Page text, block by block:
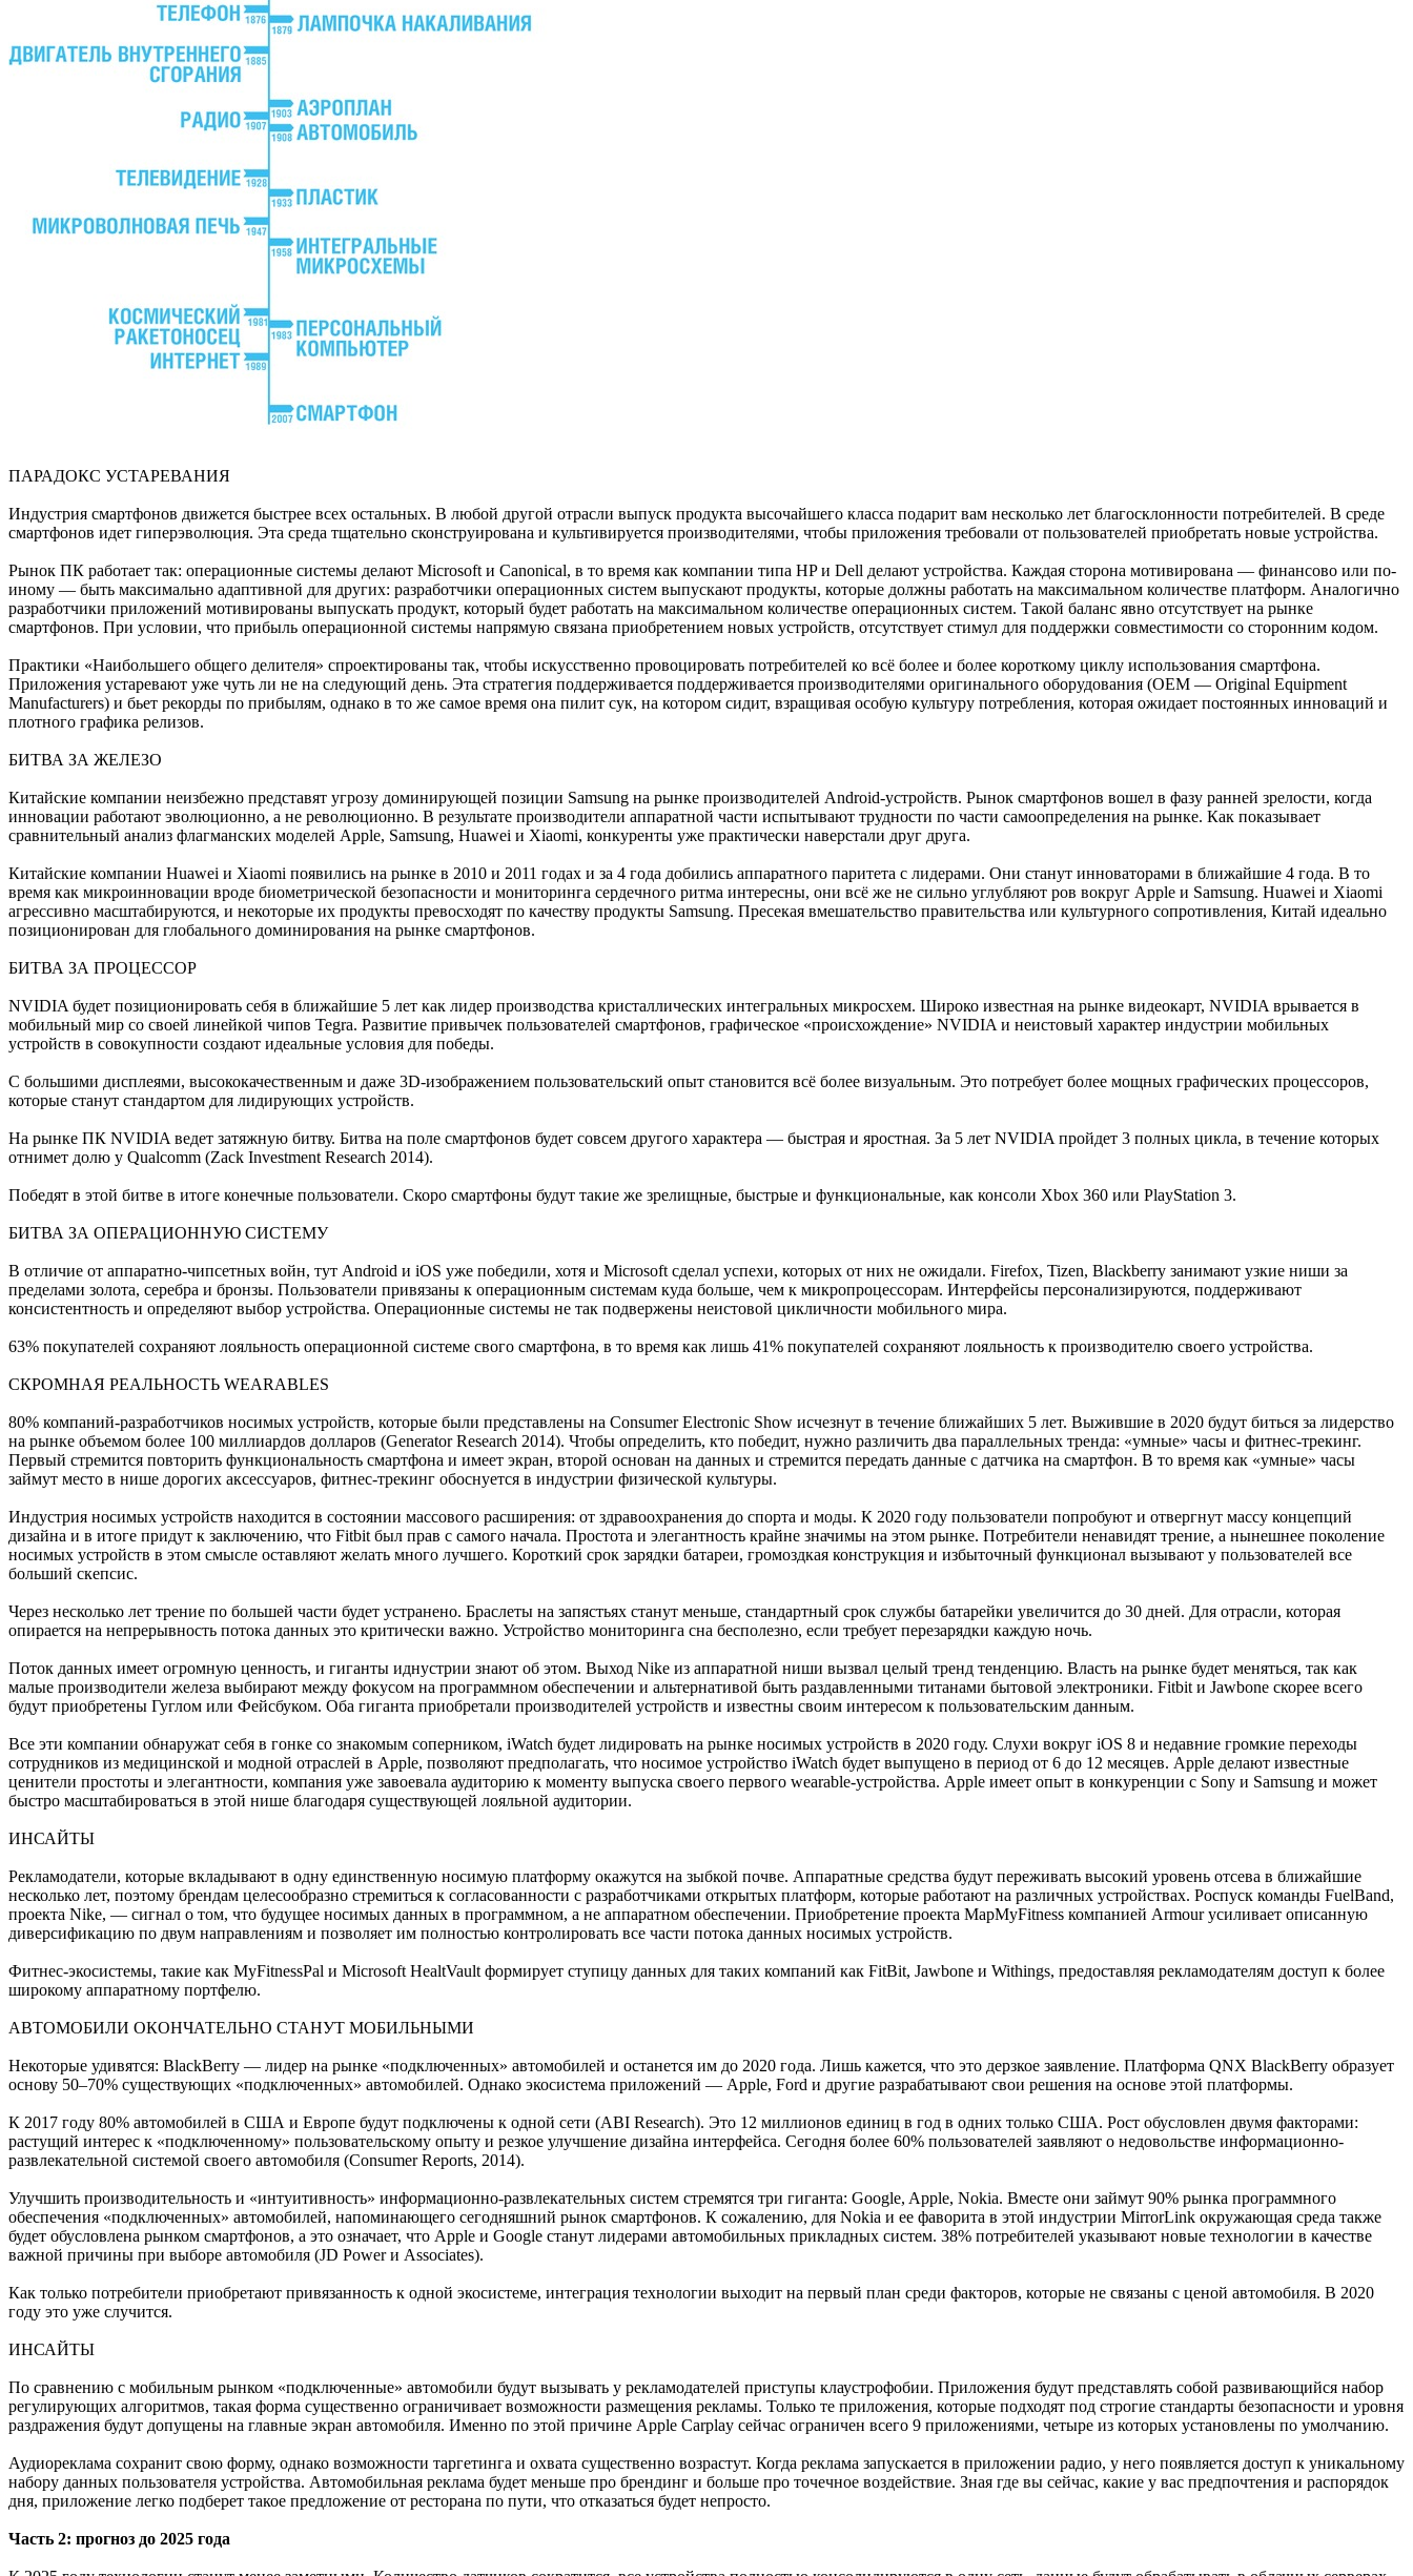
ПАРАДОКС УСТАРЕВАНИЯ
Индустрия смартфонов движется быстрее всех остальных. В любой другой отрасли выпуск продукта высочайшего класса подарит вам несколько лет благосклонности потребителей. В среде
смартфонов идет гиперэволюция. Эта среда тщательно сконструирована и культивируется производителями, чтобы приложения требовали от пользователей приобретать новые устройства.
Рынок ПК работает так: операционные системы делают Microsoft и Canonical, в то время как компании типа HP и Dell делают устройства. Каждая сторона мотивирована — финансово или по-
иному — быть максимально адаптивной для других: разработчики операционных систем выпускают продукты, которые должны работать на максимальном количестве платформ. Аналогично
разработчики приложений мотивированы выпускать продукт, который будет работать на максимальном количестве операционных систем. Такой баланс явно отсутствует на рынке
смартфонов. При условии, что прибыль операционной системы напрямую связана приобретением новых устройств, отсутствует стимул для поддержки совместимости со сторонним кодом.
Практики «Наибольшего общего делителя» спроектированы так, чтобы искусственно провоцировать потребителей ко всё более и более короткому циклу использования смартфона.
Приложения устаревают уже чуть ли не на следующий день. Эта стратегия поддерживается поддерживается производителями оригинального оборудования (OEM — Original Equipment
Manufacturers) и бьет рекорды по прибылям, однако в то же самое время она пилит сук, на котором сидит, взращивая особую культуру потребления, которая ожидает постоянных инноваций и
плотного графика релизов.
БИТВА ЗА ЖЕЛЕЗО
Китайские компании неизбежно представят угрозу доминирующей позиции Samsung на рынке производителей Android-устройств. Рынок смартфонов вошел в фазу ранней зрелости, когда
инновации работают эволюционно, а не революционно. В результате производители аппаратной части испытывают трудности по части самоопределения на рынке. Как показывает
сравнительный анализ флагманских моделей Apple, Samsung, Huawei и Xiaomi, конкуренты уже практически наверстали друг друга.
Китайские компании Huawei и Xiaomi появились на рынке в 2010 и 2011 годах и за 4 года добились аппаратного паритета с лидерами. Они станут инноваторами в ближайшие 4 года. В то
время как микроинновации вроде биометрической безопасности и мониторинга сердечного ритма интересны, они всё же не сильно углубляют ров вокруг Apple и Samsung. Huawei и Xiaomi
агрессивно масштабируются, и некоторые их продукты превосходят по качеству продукты Samsung. Пресекая вмешательство правительства или культурного сопротивления, Китай идеально
позиционирован для глобального доминирования на рынке смартфонов.
БИТВА ЗА ПРОЦЕССОР
NVIDIA будет позиционировать себя в ближайшие 5 лет как лидер производства кристаллических интегральных микросхем. Широко известная на рынке видеокарт, NVIDIA врывается в
мобильный мир со своей линейкой чипов Tegra. Развитие привычек пользователей смартфонов, графическое «происхождение» NVIDIA и неистовый характер индустрии мобильных
устройств в совокупности создают идеальные условия для победы.
С большими дисплеями, высококачественным и даже 3D-изображением пользовательский опыт становится всё более визуальным. Это потребует более мощных графических процессоров,
которые станут стандартом для лидирующих устройств.
На рынке ПК NVIDIA ведет затяжную битву. Битва на поле смартфонов будет совсем другого характера — быстрая и яростная. За 5 лет NVIDIA пройдет 3 полных цикла, в течение которых
отнимет долю у Qualcomm (Zack Investment Research 2014).
Победят в этой битве в итоге конечные пользователи. Скоро смартфоны будут такие же зрелищные, быстрые и функциональные, как консоли Xbox 360 или PlayStation 3.
БИТВА ЗА ОПЕРАЦИОННУЮ СИСТЕМУ
В отличие от аппаратно-чипсетных войн, тут Android и iOS уже победили, хотя и Microsoft сделал успехи, которых от них не ожидали. Firefox, Tizen, Blackberry занимают узкие ниши за
пределами золота, серебра и бронзы. Пользователи привязаны к операционным системам куда больше, чем к микропроцессорам. Интерфейсы персонализируются, поддерживают
консистентность и определяют выбор устройства. Операционные системы не так подвержены неистовой цикличности мобильного мира.
63% покупателей сохраняют лояльность операционной системе свого смартфона, в то время как лишь 41% покупателей сохраняют лояльность к производителю своего устройства.
СКРОМНАЯ РЕАЛЬНОСТЬ WEARABLES
80% компаний-разработчиков носимых устройств, которые были представлены на Consumer Electronic Show исчезнут в течение ближайших 5 лет. Выжившие в 2020 будут биться за лидерство
на рынке объемом более 100 миллиардов долларов (Generator Research 2014). Чтобы определить, кто победит, нужно различить два параллельных тренда: «умные» часы и фитнес-трекинг.
Первый стремится повторить функциональность смартфона и имеет экран, второй основан на данных и стремится передать данные с датчика на смартфон. В то время как «умные» часы
займут место в нише дорогих аксессуаров, фитнес-трекинг обоснуется в индустрии физической культуры.
Индустрия носимых устройств находится в состоянии массового расширения: от здравоохранения до спорта и моды. К 2020 году пользователи попробуют и отвергнут массу концепций
дизайна и в итоге придут к заключению, что Fitbit был прав с самого начала. Простота и элегантность крайне значимы на этом рынке. Потребители ненавидят трение, а нынешнее поколение
носимых устройств в этом смысле оставляют желать много лучшего. Короткий срок зарядки батареи, громоздкая конструкция и избыточный функционал вызывают у пользователей все
больший скепсис.
Через несколько лет трение по большей части будет устранено. Браслеты на запястьях станут меньше, стандартный срок службы батарейки увеличится до 30 дней. Для отрасли, которая
опирается на непрерывность потока данных это критически важно. Устройство мониторинга сна бесполезно, если требует перезарядки каждую ночь.
Поток данных имеет огромную ценность, и гиганты иднустрии знают об этом. Выход Nike из аппаратной ниши вызвал целый тренд тенденцию. Власть на рынке будет меняться, так как
малые производители железа выбирают между фокусом на программном обеспечении и альтернативой быть раздавленными титанами бытовой электроники. Fitbit и Jawbone скорее всего
будут приобретены Гуглом или Фейсбуком. Оба гиганта приобретали производителей устройств и известны своим интересом к пользовательским данным.
Все эти компании обнаружат себя в гонке со знакомым соперником, iWatch будет лидировать на рынке носимых устройств в 2020 году. Слухи вокруг iOS 8 и недавние громкие переходы
сотрудников из медицинской и модной отраслей в Apple, позволяют предполагать, что носимое устройство iWatch будет выпущено в период от 6 до 12 месяцев. Apple делают известные
ценители простоты и элегантности, компания уже завоевала аудиторию к моменту выпуска своего первого wearable-устройства. Apple имеет опыт в конкуренции с Sony и Samsung и может
быстро масштабироваться в этой нише благодаря существующей лояльной аудитории.
ИНСАЙТЫ
Рекламодатели, которые вкладывают в одну единственную носимую платформу окажутся на зыбкой почве. Аппаратные средства будут переживать высокий уровень отсева в ближайшие
несколько лет, поэтому брендам целесообразно стремиться к согласованности с разработчиками открытых платформ, которые работают на различных устройствах. Роспуск команды FuelBand,
проекта Nike, — сигнал о том, что будущее носимых данных в программном, а не аппаратном обеспечении. Приобретение проекта MapMyFitness компанией Armour усиливает описанную
диверсификацию по двум направлениям и позволяет им полностью контролировать все части потока данных носимых устройств.
Фитнес-экосистемы, такие как MyFitnessPal и Microsoft HealtVault формирует ступицу данных для таких компаний как FitBit, Jawbone и Withings, предоставляя рекламодателям доступ к более
широкому аппаратному портфелю.
АВТОМОБИЛИ ОКОНЧАТЕЛЬНО СТАНУТ МОБИЛЬНЫМИ
Некоторые удивятся: BlackBerry — лидер на рынке «подключенных» автомобилей и останется им до 2020 года. Лишь кажется, что это дерзкое заявление. Платформа QNX BlackBerry образует
основу 50–70% существующих «подключенных» автомобилей. Однако экосистема приложений — Apple, Ford и другие разрабатывают свои решения на основе этой платформы.
К 2017 году 80% автомобилей в США и Европе будут подключены к одной сети (ABI Research). Это 12 миллионов единиц в год в одних только США. Рост обусловлен двумя факторами:
растущий интерес к «подключенному» пользовательскому опыту и резкое улучшение дизайна интерфейса. Сегодня более 60% пользователей заявляют о недовольстве информационно-
развлекательной системой своего автомобиля (Consumer Reports, 2014).
Улучшить производительность и «интуитивность» информационно-развлекательных систем стремятся три гиганта: Google, Apple, Nokia. Вместе они займут 90% рынка программного
обеспечения «подключенных» автомобилей, напоминающего сегодняшний рынок смартфонов. К сожалению, для Nokia и ее фаворита в этой индустрии MirrorLink окружающая среда также
будет обусловлена рынком смартфонов, а это означает, что Apple и Google станут лидерами автомобильных прикладных систем. 38% потребителей указывают новые технологии в качестве
важной причины при выборе автомобиля (JD Power и Associates).
Как только потребители приобретают привязанность к одной экосистеме, интеграция технологии выходит на первый план среди факторов, которые не связаны с ценой автомобиля. В 2020
году это уже случится.
ИНСАЙТЫ
По сравнению с мобильным рынком «подключенные» автомобили будут вызывать у рекламодателей приступы клаустрофобии. Приложения будут представлять собой развивающийся набор
регулирующих алгоритмов, такая форма существенно ограничивает возможности размещения рекламы. Только те приложения, которые подходят под строгие стандарты безопасности и уровня
раздражения будут допущены на главные экран автомобиля. Именно по этой причине Apple Carplay сейчас ограничен всего 9 приложениями, четыре из которых установлены по умолчанию.
Аудиореклама сохранит свою форму, однако возможности таргетинга и охвата существенно возрастут. Когда реклама запускается в приложении радио, у него появляется доступ к уникальному
набору данных пользователя устройства. Автомобильная реклама будет меньше про брендинг и больше про точечное воздействие. Зная где вы сейчас, какие у вас предпочтения и распорядок
дня, приложение легко подберет такое предложение от ресторана по пути, что отказаться будет непросто.
Часть 2: прогноз до 2025 года